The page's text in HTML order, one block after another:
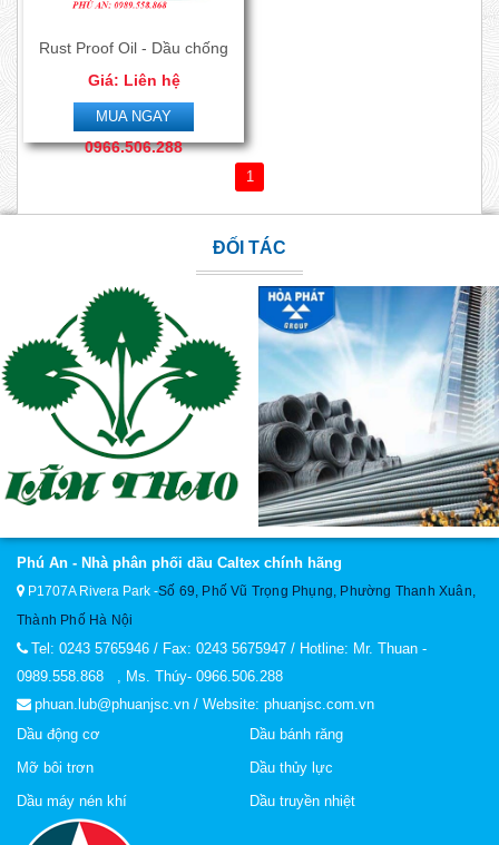
Rust Proof Oil - Dầu chống
rỉ màng mỏng
Giá: Liên hệ
0989.558.868-
0966.506.288
MUA NGAY
1
ĐỐI TÁC
Phú An - Nhà phân phối dầu Caltex chính hãng
P1707A Rivera Park -Số 69, Phố Vũ Trọng Phụng, Phường Thanh Xuân,
Thành Phố Hà Nội
Tel: 0243 5765946 / Fax: 0243 5675947 / Hotline: Mr. Thuan -
0989.558.868 , Ms. Thúy- 0966.506.288
phuan.lub@phuanjsc.vn / Website: phuanjsc.com.vn
Dầu động cơ
Dầu bánh răng
Mỡ bôi trơn
Dầu thủy lực
Dầu máy nén khí
Dầu truyền nhiệt